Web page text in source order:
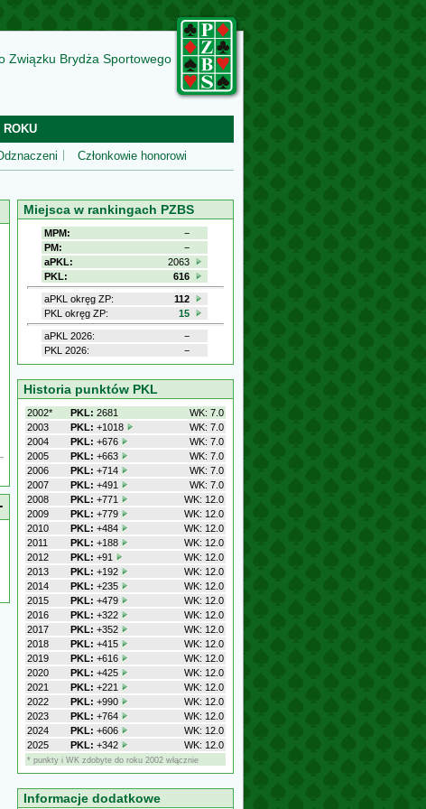
Związku Brydża Sportowego
ROKU
Członkowie honorowi
Miejsca w rankingach PZBS
MPM:
−
PM:
−
aPKL:
2063
PKL:
616
aPKL okręg ZP:
112
PKL okręg ZP:
15
aPKL 2026:
−
PKL 2026:
−
Historia punktów PKL
2002* PKL: 2681
WK: 7.0
2003
PKL: +1018
WK: 7.0
2004
PKL: +676
WK: 7.0
2005
PKL: +663
WK: 7.0
2006
PKL: +714
WK: 7.0
2007
PKL: +491
WK: 7.0
2008
PKL: +771
WK: 12.0
2009
PKL: +779
WK: 12.0
2010
PKL: +484
WK: 12.0
2011
PKL: +188
WK: 12.0
2012
PKL: +91
WK: 12.0
2013
PKL: +192
WK: 12.0
2014
PKL: +235
WK: 12.0
2015
PKL: +479
WK: 12.0
2016
PKL: +322
WK: 12.0
2017
PKL: +352
WK: 12.0
2018
PKL: +415
WK: 12.0
2019
PKL: +616
WK: 12.0
2020
PKL: +425
WK: 12.0
2021
PKL: +221
WK: 12.0
2022
PKL: +990
WK: 12.0
2023
PKL: +764
WK: 12.0
2024
PKL: +606
WK: 12.0
2025
PKL: +342 WK: 12.0
* punkty i WK zdobyte do roku 2002 włącznie
Informacje dodatkowe